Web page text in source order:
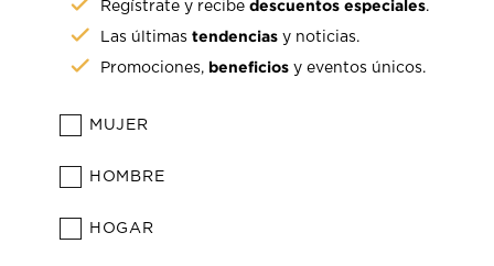
Regístrate y recibedescuentos especiales.
Las últimastendencias y noticias.
Promociones, beneficios y eventos únicos.
MUJER
HOMBRE
HOGAR